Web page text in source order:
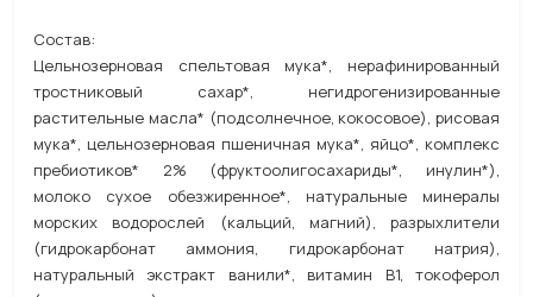
Состав:
Цельнозерновая спельтовая мука*, нерафинированный
тростниковый сахар*, негидрогенизированные
растительные масла* (подсолнечное, кокосовое), рисовая
мука*, цельнозерновая пшеничная мука*, яйцо*, комплекс
пребиотиков* 2% (фруктоолигосахариды*, инулин*),
молоко сухое обезжиренное*, натуральные минералы
морских водорослей (кальций, магний), разрыхлители
(гидрокарбонат аммония, гидрокарбонат натрия),
натуральный экстракт ванили*, витамин В1, токоферол